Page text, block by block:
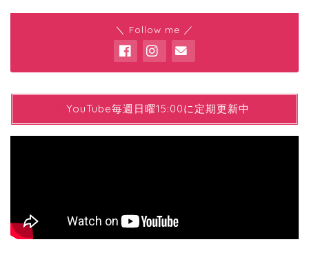
＼ Follow me ／
YYouTube毎週日曜15:00に定期更新中